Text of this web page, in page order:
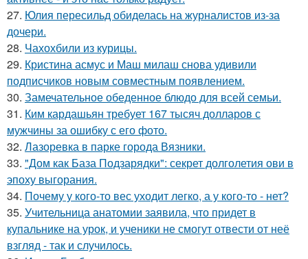
27. Юлия пересильд обиделась на журналистов из-за
дочери.
28. Чахохбили из курицы.
29. Кристина асмус и Маш милаш снова удивили
подписчиков новым совместным появлением.
30. Замечательное обеденное блюдо для всей семьи.
31. Ким кардашьян требует 167 тысяч долларов с
мужчины за ошибку с его фото.
32. Лазоревка в парке города Вязники.
33. "Дом как База Подзарядки": секрет долголетия ови в
эпоху выгорания.
34. Почему у кого-то вес уходит легко, а у кого-то - нет?
35. Учительница анатомии заявила, что придет в
купальнике на урок, и ученики не смогут отвести от неё
взгляд - так и случилось.